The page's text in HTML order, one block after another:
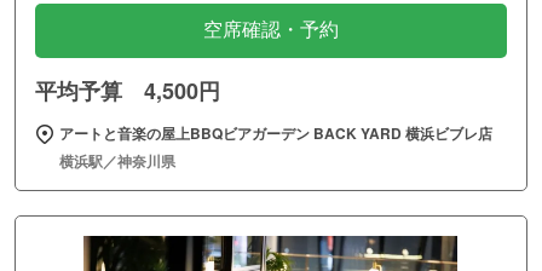
空席確認・予約
平均予算 4,500円
アートと音楽の屋上BBQビアガーデン BACK YARD 横浜ビブレ店
横浜駅／神奈川県